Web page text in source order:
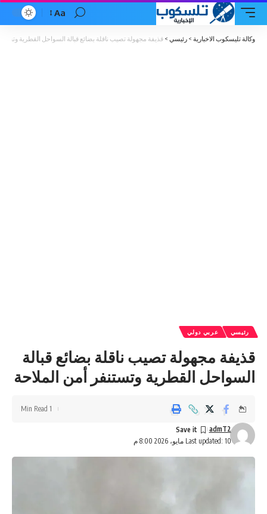
Font
Resizer
Aa
وكالة تليسكوب الاخبارية > رئيسي > قذيفة مجهولة تصيب ناقلة بضائع قبالة السواحل القطرية
رئيسي عربي دولي
قذيفة مجهولة تصيب ناقلة بضائع قبالة
السواحل القطرية وتستنفر أمن الملاحة
Last updated: 10 مايو، 2026 8:00 م
admT2
1 Min Read